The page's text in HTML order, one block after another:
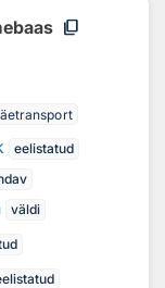
content_copy
eelistatud
väldi